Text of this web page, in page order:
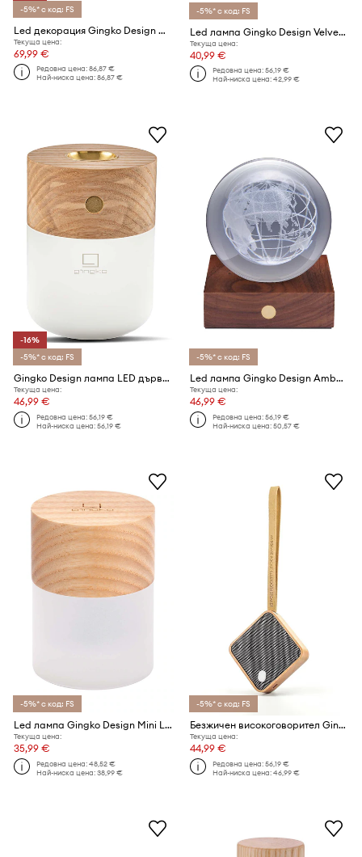
-5%* с код: FS
Led декорация Gingko Design Atlas Globe Mini
Текуща цена:
69,99 €
Редовна цена:86,87 €
Най-ниска цена:86,87 €
-5%* с код: FS
Led лампа Gingko Design Velvet Accordion Lamp
Текуща цена:
40,99 €
Редовна цена:56,19 €
Най-ниска цена:42,99 €
-16%
-5%* с код: FS
Gingko Design лампа LED дървена
Текуща цена:
46,99 €
Редовна цена:56,19 €
Най-ниска цена:56,19 €
-5%* с код: FS
Led лампа Gingko Design Amber Crystal Light
Текуща цена:
46,99 €
Редовна цена:56,19 €
Най-ниска цена:50,57 €
-5%* с код: FS
Led лампа Gingko Design Mini Lemelia
Текуща цена:
35,99 €
Редовна цена:48,52 €
Най-ниска цена:38,99 €
-5%* с код: FS
Безжичен високоговорител Gingko Design Mi Square Pocket Speaker
Текуща цена:
44,99 €
Редовна цена:56,19 €
Най-ниска цена:46,99 €